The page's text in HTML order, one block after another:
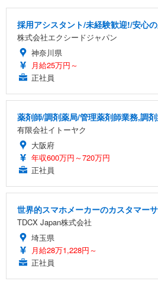
採用アシスタント/未経験歓迎!/安心
株式会社エクシードジャパン
神奈川県
月給25万円～
正社員
薬剤師/調剤薬局/管理薬剤師業務,調
有限会社イトーヤク
大阪府
年収600万円～720万円
正社員
世界的スマホメーカーのカスタマー
TDCX Japan株式会社
埼玉県
月給28万1,228円～
正社員